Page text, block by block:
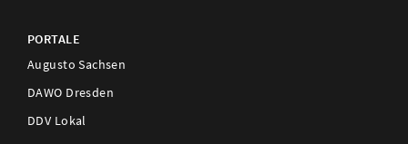
PORTALE
Augusto Sachsen
DAWO Dresden
DDV Lokal